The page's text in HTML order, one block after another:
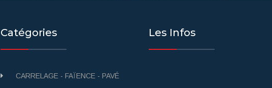
Catégories
CARRELAGE - FAÏENCE - PAVÉ
Les Infos